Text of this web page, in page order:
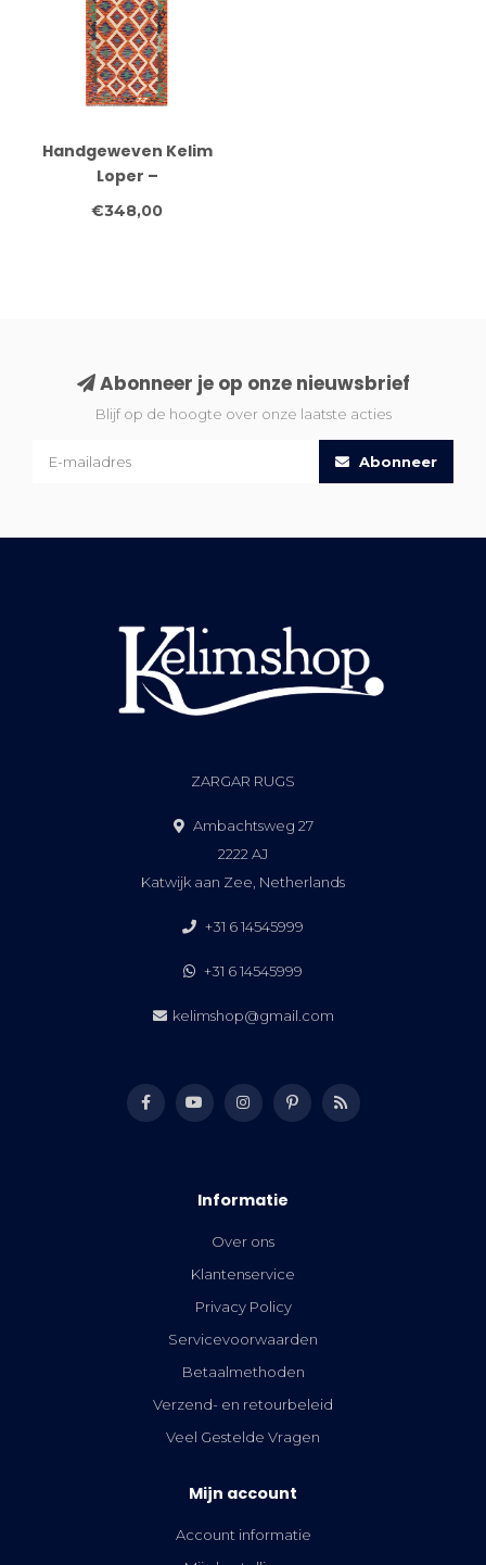
Handgeweven Kelim
Loper –
Diamantpatroon in
Roest, Groen & Paars |
€348,00
Abonneer je op onze nieuwsbrief
Blijf op de hoogte over onze laatste acties
Abonneer
ZARGAR RUGS
Ambachtsweg 27
2222 AJ
Katwijk aan Zee, Netherlands
+31 6 14545999
+31 6 14545999
kelimshop@gmail.com
Informatie
Over ons
Klantenservice
Privacy Policy
Servicevoorwaarden
Betaalmethoden
Verzend- en retourbeleid
Veel Gestelde Vragen
Mijn account
Account informatie